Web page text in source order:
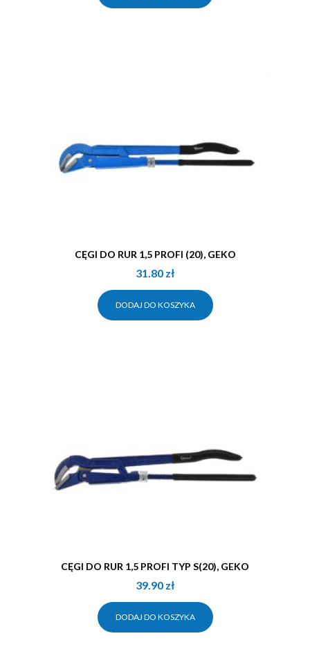
CĘGI DO RUR 1,5 PROFI (20), GEKO
31.80 zł
DODAJ DO KOSZYKA
CĘGI DO RUR 1,5 PROFI TYP S(20), GEKO
39.90 zł
DODAJ DO KOSZYKA